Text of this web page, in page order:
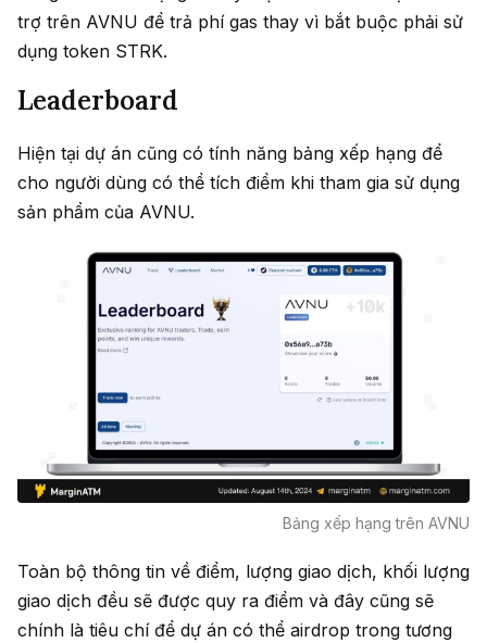
trợ trên AVNU để trả phí gas thay vì bắt buộc phải sử
dụng token STRK.
Leaderboard
Hiện tại dự án cũng có tính năng bảng xếp hạng để
cho người dùng có thể tích điểm khi tham gia sử dụng
sản phẩm của AVNU.
Bảng xếp hạng trên AVNU
Toàn bộ thông tin về điểm, lượng giao dịch, khối lượng
giao dịch đều sẽ được quy ra điểm và đây cũng sẽ
chính là tiêu chí để dự án có thể airdrop trong tương